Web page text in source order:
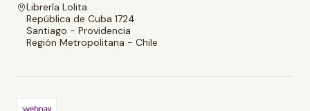
Librería Lolita
República de Cuba 1724
Santiago - Providencia
Región Metropolitana - Chile